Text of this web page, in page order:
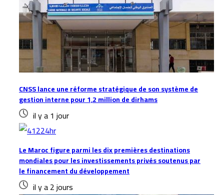
CNSS lance une réforme stratégique de son système de
gestion interne pour 1,2 million de dirhams
il y a 1 jour
Le Maroc figure parmi les dix premières destinations
mondiales pour les investissements privés soutenus par
le financement du développement
il y a 2 jours